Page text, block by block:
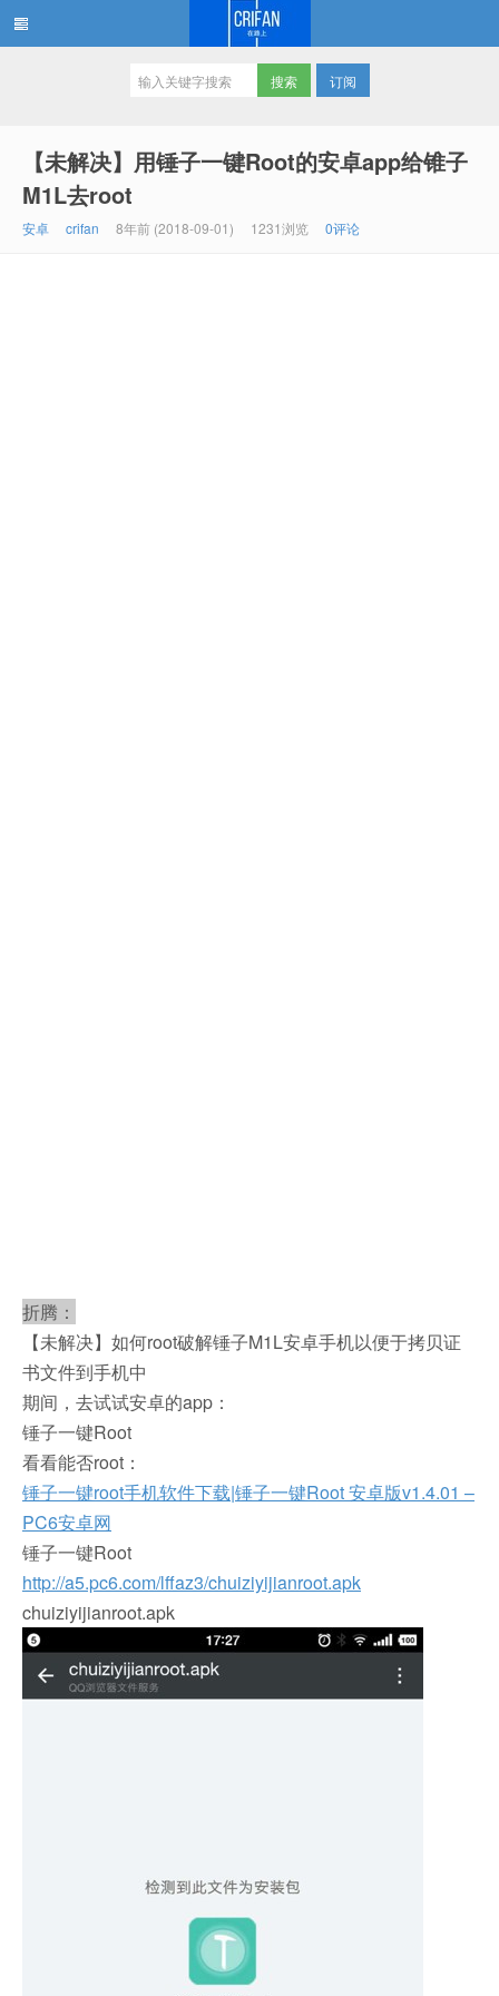
订阅
【未解决】用锤子一键Root的安卓app给锥子
M1L去root
安卓 crifan 8年前 (2018-09-01) 1231浏览 0评论
折腾：
【未解决】如何root破解锤子M1L安卓手机以便于拷贝证
书文件到手机中
期间，去试试安卓的app：
锤子一键Root
看看能否root：
锤子一键root手机软件下载|锤子一键Root 安卓版v1.4.01 –
PC6安卓网
锤子一键Root
http://a5.pc6.com/lffaz3/chuiziyijianroot.apk
chuiziyijianroot.apk